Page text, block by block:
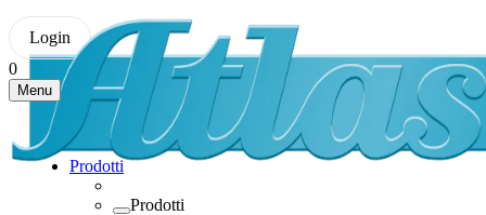
Login
0
Menu
Prodotti
Prodotti